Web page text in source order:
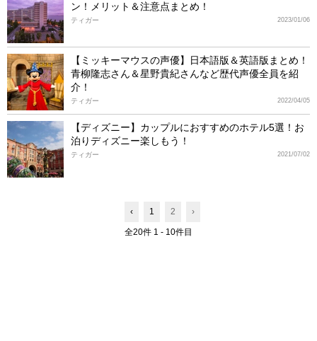
ン！メリット＆注意点まとめ！
2023/01/06
ティガー
【ミッキーマウスの声優】日本語版＆英語版まとめ！
青柳隆志さん＆星野貴紀さんなど歴代声優全員を紹
介！
2022/04/05
ティガー
【ディズニー】カップルにおすすめのホテル5選！お
泊りディズニー楽しもう！
2021/07/02
ティガー
‹ 1 2 ›
全20件 1 - 10件目